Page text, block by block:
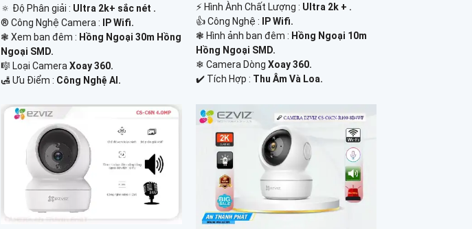
🔅 Độ Phân giải : Ultra 2k+ sắc nét .
®️ Công Nghệ Camera :
IP Wifi.
❃ Xem ban đêm : Hồng Ngoại 30m Hồng
Ngoại SMD.
🎼️ Loại CameraXoay 360.
️🛃 Ưu Điểm : Công Nghệ AI.
️⚡ Hình Ành Chất Lượng : Ultra 2k + .
👍 Công Nghệ :
IP Wifi.
❃ Hình ảnh ban đêm : Hồng Ngoại 10m
Hồng Ngoại SMD.
❄ Camera Dòng Xoay 360.
️✔️ Tích Hợp : Thu Âm Và Loa.